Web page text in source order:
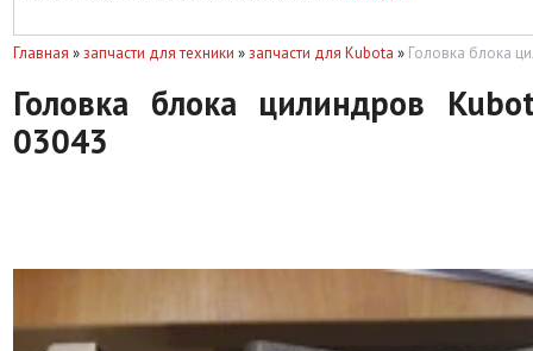
Главная »запчасти для техники »запчасти для Kubota » Головка блока
Головка блока цилиндров
03043